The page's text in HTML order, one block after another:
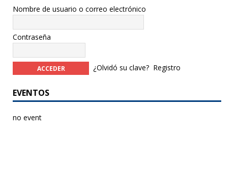
Nombre de usuario o correo electrónico
Contraseña
¿Olvidó su clave? Registro
EVENTOS
no event